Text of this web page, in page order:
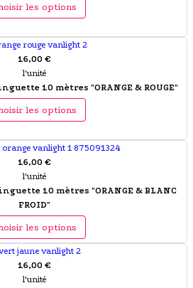
les options
16,00 €
l'unité
10 mètres "ORANGE & ROUGE"
les options
16,00 €
l'unité
10 mètres "ORANGE & BLANC
FROID"
les options
16,00 €
l'unité